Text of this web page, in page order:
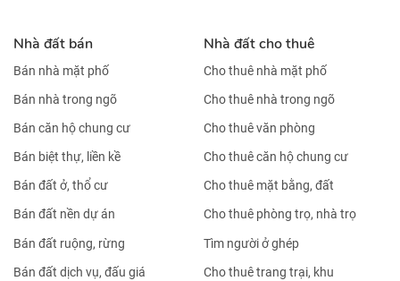
Nhà đất bán
Bán nhà mặt phố
Bán nhà trong ngõ
Bán căn hộ chung cư
Bán biệt thự, liền kề
Bán đất ở, thổ cư
Bán đất nền dự án
Bán đất ruộng, rừng
Bán đất dịch vụ, đấu giá
Nhà đất cho thuê
Cho thuê nhà mặt phố
Cho thuê nhà trong ngõ
Cho thuê văn phòng
Cho thuê căn hộ chung cư
Cho thuê mặt bằng, đất
Cho thuê phòng trọ, nhà trọ
Tìm người ở ghép
Cho thuê trang trại, khu